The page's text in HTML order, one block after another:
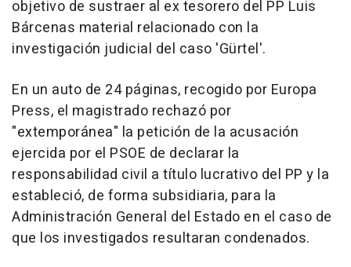
objetivo de sustraer al ex tesorero del PP Luis
Bárcenas material relacionado con la
investigación judicial del caso 'Gürtel'.
En un auto de 24 páginas, recogido por Europa
Press, el magistrado rechazó por
"extemporánea" la petición de la acusación
ejercida por el PSOE de declarar la
responsabilidad civil a título lucrativo del PP y la
estableció, de forma subsidiaria, para la
Administración General del Estado en el caso de
que los investigados resultaran condenados.